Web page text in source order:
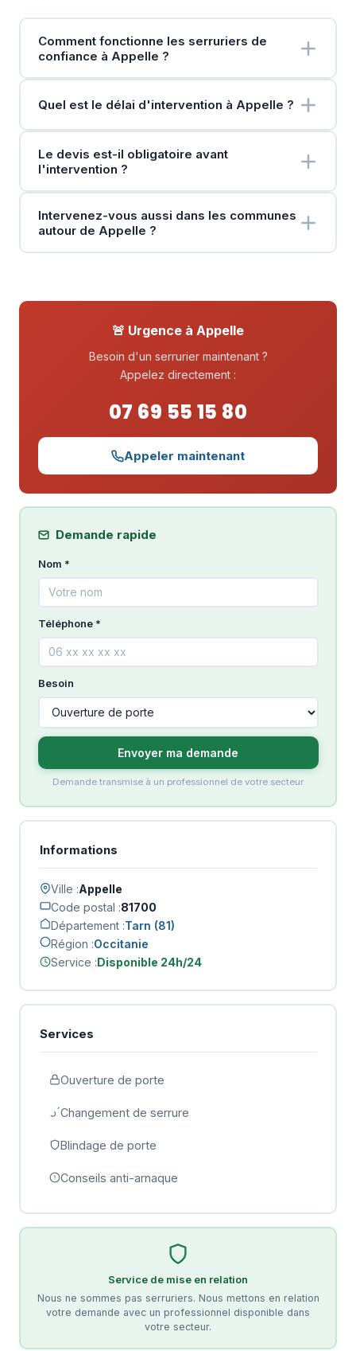
Comment fonctionne les serruriers de
confiance à Appelle ?
Quel est le délai d'intervention à Appelle ?
Le devis est-il obligatoire avant
l'intervention ?
Intervenez-vous aussi dans les communes
autour de Appelle ?
🚨 Urgence à Appelle
Besoin d'un serrurier maintenant ?
Appelez directement :
07 69 55 15 80
Appeler maintenant
Demande rapide
Nom *
Téléphone *
Besoin
Envoyer ma demande
Demande transmise à un professionnel de votre secteur
Informations
Ville :Appelle
Code postal :81700
Département :Tarn (81)
Région :Occitanie
Service :Disponible 24h/24
Services
Ouverture de porte
Changement de serrure
Blindage de porte
Conseils anti-arnaque
Service de mise en relation
Nous ne sommes pas serruriers. Nous mettons en relation
votre demande avec un professionnel disponible dans
votre secteur.